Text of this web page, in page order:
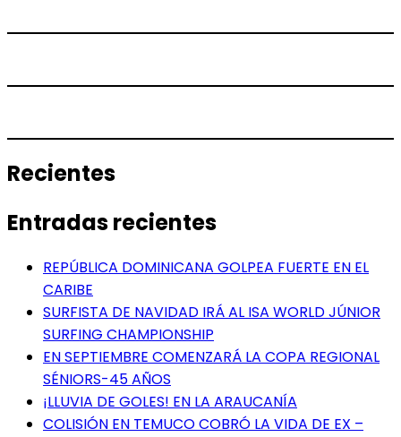
Recientes
Entradas recientes
REPÚBLICA DOMINICANA GOLPEA FUERTE EN EL
CARIBE
SURFISTA DE NAVIDAD IRÁ AL ISA WORLD JÚNIOR
SURFING CHAMPIONSHIP
EN SEPTIEMBRE COMENZARÁ LA COPA REGIONAL
SÉNIORS-45 AÑOS
¡LLUVIA DE GOLES! EN LA ARAUCANÍA
COLISIÓN EN TEMUCO COBRÓ LA VIDA DE EX –